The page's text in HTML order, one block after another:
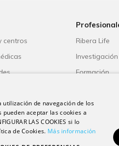
centros
Ribera Life
Investigación
Formación
Trabaja con
utilización de navegación de los
aceptar las cookies a
LAS COOKIES si lo
de Cookies. Más información